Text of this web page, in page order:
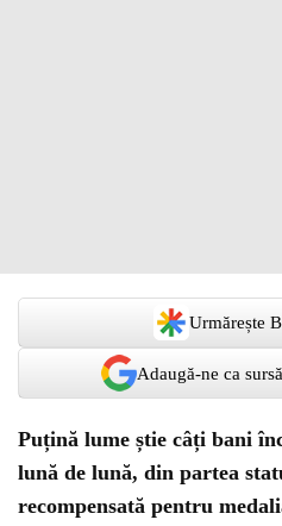
Urmărește
Adaugă-ne ca
Puțină lume știe câți bani
lună de lună, din partea
recompensată pentru